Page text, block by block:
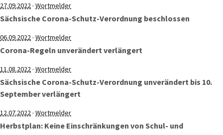
27.09.2022· Wortmelder
Sächsische Corona-Schutz-Verordnung beschlossen
06.09.2022· Wortmelder
Corona-Regeln unverändert verlängert
11.08.2022· Wortmelder
Sächsische Corona-Schutz-Verordnung unverändert bis 10.
September verlängert
12.07.2022· Wortmelder
Herbstplan: Keine Einschränkungen von Schul- und